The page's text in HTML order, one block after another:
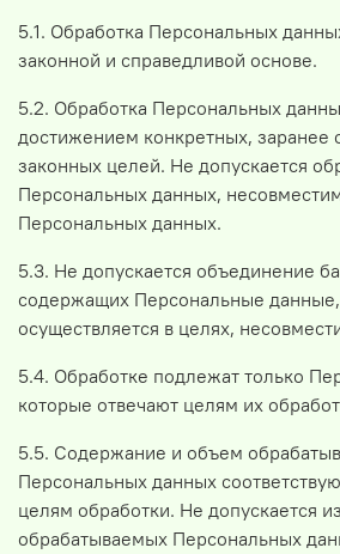
5.1. Обработка Персональных
законной и справедливой основе.
5.2. Обработка Персональных
достижением конкретных, заранее
законных целей. Не допускается
Персональных данных,
Персональных данных.
5.3. Не допускается объединение
содержащих Персональные
осуществляется в целях,
5.4. Обработке подлежат только
которые отвечают целям их
5.5. Содержание и объем
Персональных данных
целям обработки. Не допускается
обрабатываемых Персональных